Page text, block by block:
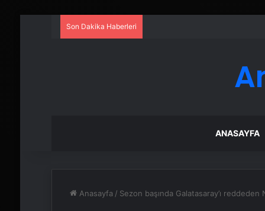
Son Dakika Haberleri
ANASAYFA
Anasayfa / Sezon başında Galatasaray’ı reddeden